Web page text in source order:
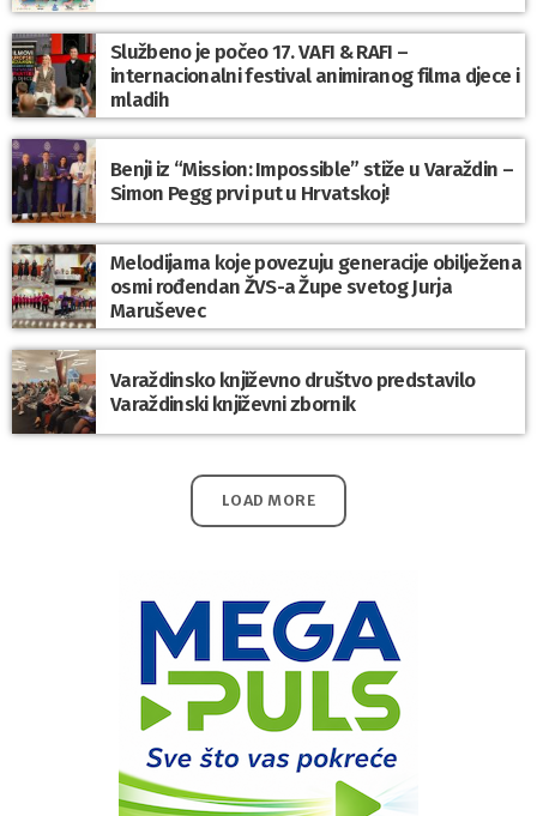
Službeno je počeo 17. VAFI & RAFI –
internacionalni festival animiranog filma djece i
mladih
Benji iz “Mission: Impossible” stiže u Varaždin –
Simon Pegg prvi put u Hrvatskoj!
Melodijama koje povezuju generacije obilježena
osmi rođendan ŽVS-a Župe svetog Jurja
Maruševec
Varaždinsko književno društvo predstavilo
Varaždinski književni zbornik
LOAD MORE